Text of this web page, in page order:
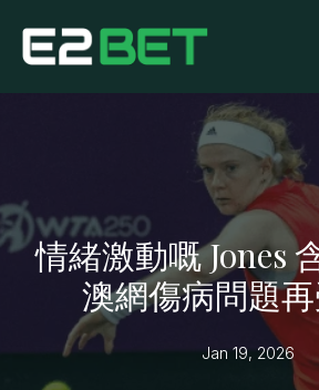
情緒激動嘅
澳網傷病問題
Jan 19, 2026